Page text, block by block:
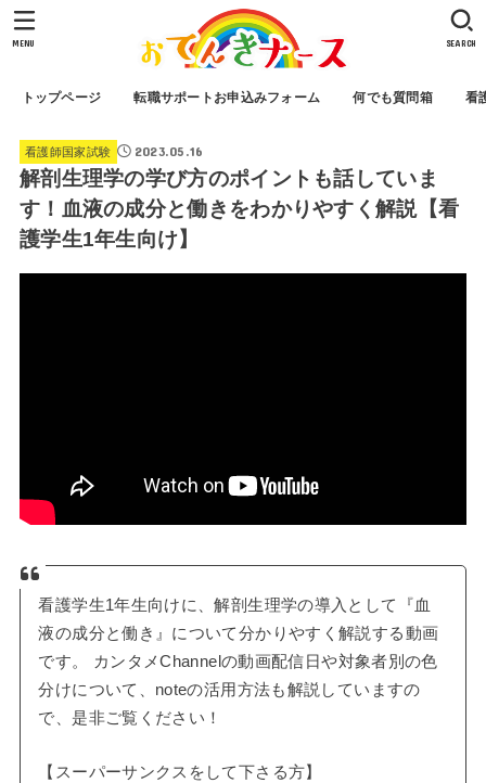
トップページ 転職サポートお申込みフォーム 何でも質問箱 看
SEARCH
MENU
看護師国家試験 2023.05.16
解剖生理学の学び方のポイントも話していま
す！血液の成分と働きをわかりやすく解説【看
護学生1年生向け】
看護学生1年生向けに、解剖生理学の導入として『血
液の成分と働き』について分かりやすく解説する動画
です。 カンタメChannelの動画配信日や対象者別の色
分けについて、noteの活用方法も解説していますの
で、是非ご覧ください！
【スーパーサンクスをして下さる方】